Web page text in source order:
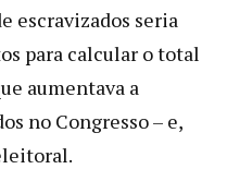
escravizados seria
para calcular o total
aumentava a
no Congresso – e,